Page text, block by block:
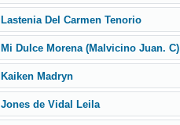
Lastenia Del Carmen Tenorio
Mi Dulce Morena (Malvicino Juan. C)
Kaiken Madryn
Jones de Vidal Leila